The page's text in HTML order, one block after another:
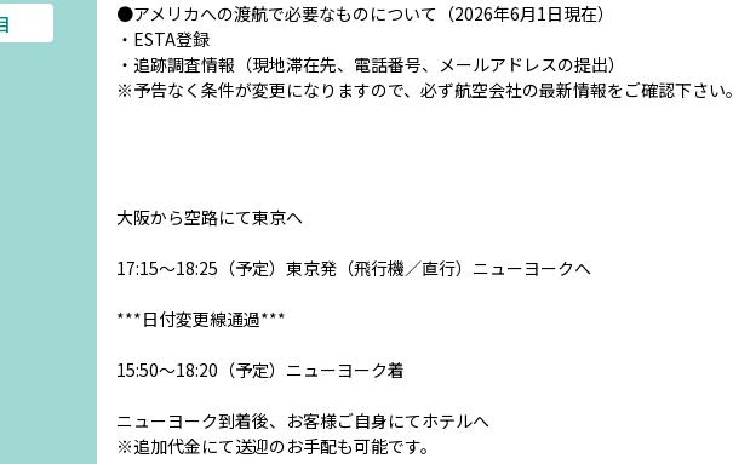
●アメリカへの渡航で必要なものについて（2026年6月1日現在）
・ESTA登録
・追跡調査情報（現地滞在先、電話番号、メールアドレスの提出）
※予告なく条件が変更になりますので、必ず航空会社の最新情報をご確認下さい。
大阪から空路にて東京へ
17:15～18:25（予定）東京発（飛行機／直行）ニューヨークへ
***日付変更線通過***
15:50～18:20（予定）ニューヨーク着
ニューヨーク到着後、お客様ご自身にてホテルへ
※追加代金にて送迎のお手配も可能です。